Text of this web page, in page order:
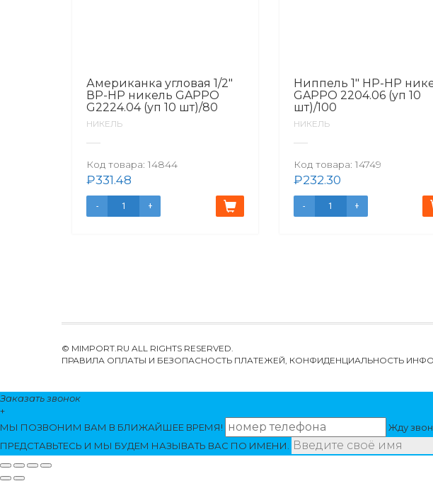
Американка угловая 1/2″
ВР-НР никель GAPPO
G2224.04 (уп 10 шт)/80
НИКЕЛЬ
Код товара: 14844
₽331.48
Ниппель 1″ НР-НР
GAPPO 2204.06 (уп 10
шт)/100
НИКЕЛЬ
Код товара: 14749
₽232.30
© MIMPORT.RU ALL RIGHTS RESERVED.
ПРАВИЛА ОПЛАТЫ И БЕЗОПАСНОСТЬ ПЛАТЕЖЕЙ, КОНФИДЕНЦИАЛЬНОСТЬ
Заказать звонок
+
МЫ ПОЗВОНИМ ВАМ В БЛИЖАЙШЕЕ ВРЕМЯ!
Жду
ПРЕДСТАВЬТЕСЬ И МЫ БУДЕМ НАЗЫВАТЬ ВАС ПО ИМЕНИ.